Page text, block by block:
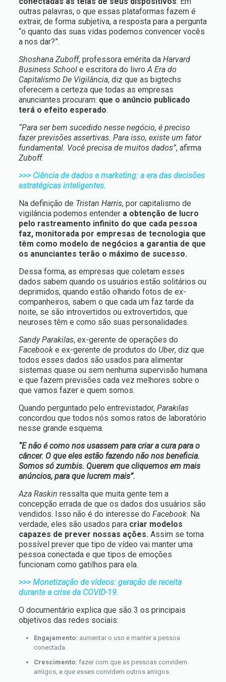
outras palavras, o que essas plataformas fazem é
extrair, de forma subjetiva, a resposta para a pergunta
“o quanto das suas vidas podemos convencer vocês
a nos dar?”.
Shoshana Zuboff, professora emérita da Harvard
Business Schoole escritora do livroA Era do
Capitalismo De Vigilância, diz que as bigtechs
oferecem a certeza que todas as empresas
anunciantes procuram: que o anúncio publicado
terá o efeito esperado.
“Para ser bem sucedido nesse negócio, é preciso
fazer previsões assertivas. Para isso, existe um fator
fundamental. Você precisa de muitos dados”, afirma
Zuboff.
>>> Ciência de dados e marketing: a era das decisões
estratégicas inteligentes.
Na definição de Tristan Harris, por capitalismo de
vigilância podemos entender a obtenção de lucro
pelo rastreamento infinito do que cada pessoa
faz, monitorada por empresas de tecnologia que
têm como modelo de negócios a garantia de que
os anunciantes terão o máximo de sucesso.
Dessa forma, as empresas que coletam esses
dados sabem quando os usuários estão solitários ou
deprimidos, quando estão olhando fotos de ex-
companheiros, sabem o que cada um faz tarde da
noite, se são introvertidos ou extrovertidos, que
neuroses têm e como são suas personalidades.
Sandy Parakilas, ex-gerente de operações do
Facebook e ex-gerente de produtos do Uber, diz que
todos esses dados são usados para alimentar
sistemas quase ou sem nenhuma supervisão humana
e que fazem previsões cada vez melhores sobre o
que vamos fazer e quem somos.
Quando perguntado pelo entrevistador, Parakilas
concordou que todos nós somos ratos de laboratório
nesse grande esquema.
“E não é como nos usassem para criar a cura para o
câncer. O que eles estão fazendo não nos beneficia.
Somos só zumbis. Querem que cliquemos em mais
anúncios, para que lucrem mais”.
Aza Raskin ressalta que muita gente tem a
concepção errada de que os dados dos usuários são
vendidos. Isso não é do interesse do Facebook. Na
verdade, eles são usados para criar modelos
capazes de prever nossas ações. Assim se torna
possível prever que tipo de vídeo vai manter uma
pessoa conectada e que tipos de emoções
funcionam como gatilhos para ela.
>>> Monetização de vídeos: geração de receita
durante a crise da COVID-19.
O documentário explica que são 3 os principais
objetivos das redes sociais:
Engajamento: aumentar o uso e manter a pessoa
conectada.
Crescimento: fazer com que as pessoas convidem
amigos, e que esses convidem outros amigos.